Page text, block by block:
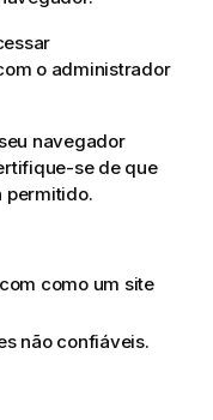
o administrador
navegador
se de que
permitido.
como um site
não confiáveis.